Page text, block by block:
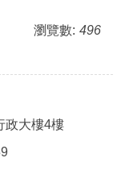
瀏覽數: 496
政大樓4樓